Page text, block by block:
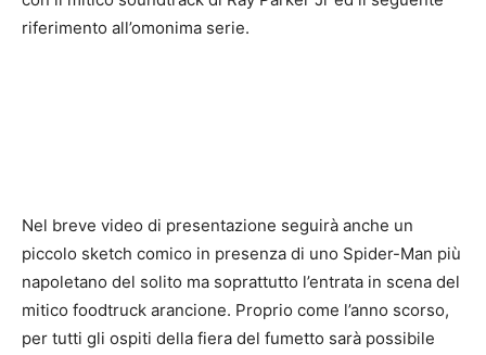
riferimento all’omonima serie.
Nel breve video di presentazione seguirà anche un
piccolo sketch comico in presenza di uno Spider-Man più
napoletano del solito ma soprattutto l’entrata in scena del
mitico foodtruck arancione. Proprio come l’anno scorso,
per tutti gli ospiti della fiera del fumetto sarà possibile